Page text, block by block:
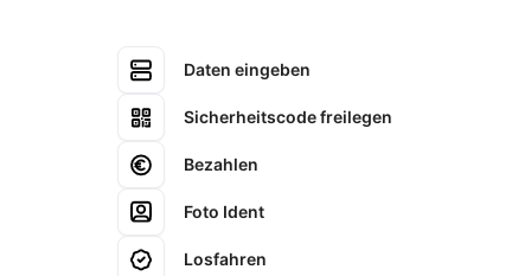
Daten eingeben
Sicherheitscode freilegen
Bezahlen
Foto Ident
Losfahren